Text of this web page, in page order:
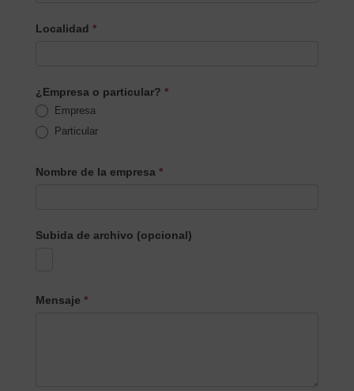
Localidad *
¿Empresa o particular? *
Empresa
Particular
Nombre de la empresa *
Subida de archivo (opcional)
Mensaje *